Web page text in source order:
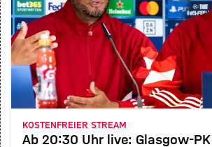
KOSTENFREIER STREAM
Ab 20:30 Uhr live: Glasgow-